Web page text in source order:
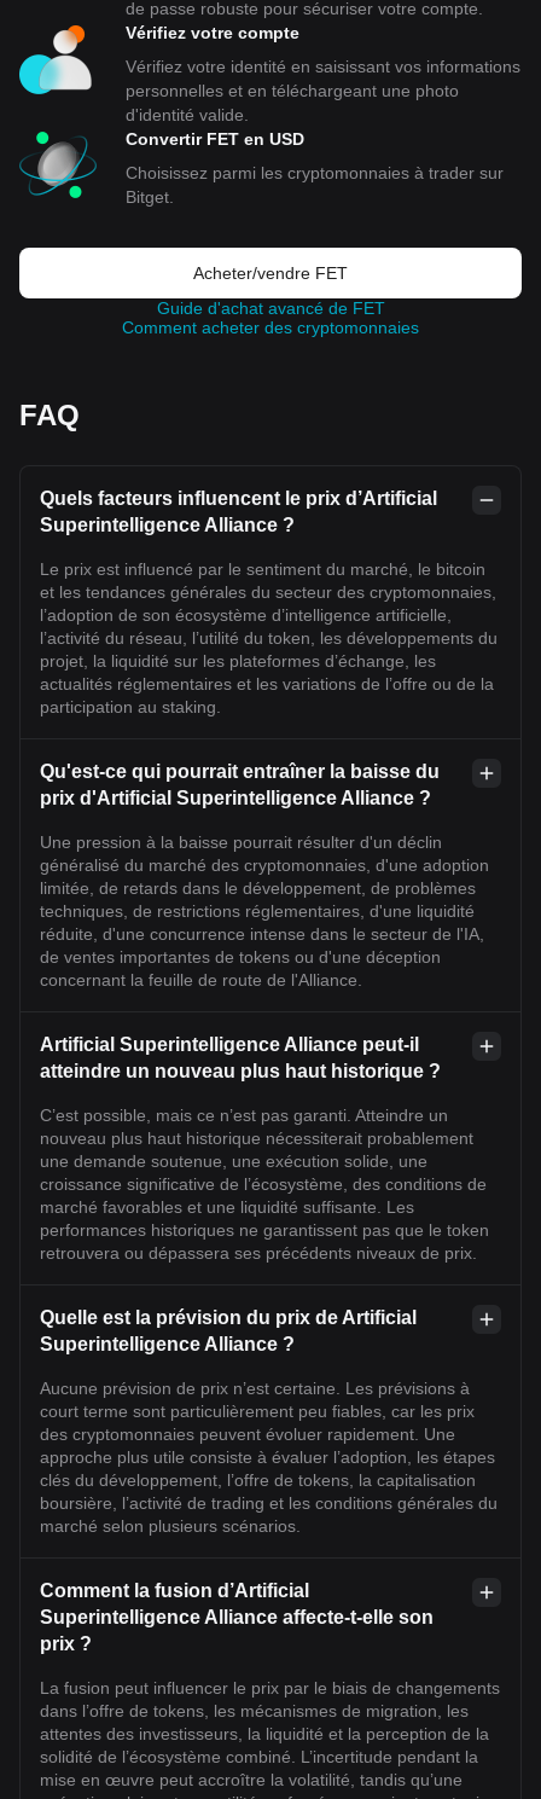
de passe robuste pour sécuriser votre compte.
Vérifiez votre compte
Vérifiez votre identité en saisissant vos informations
personnelles et en téléchargeant une photo
d'identité valide.
Convertir FET en USD
Choisissez parmi les cryptomonnaies à trader sur
Bitget.
Acheter/vendre FET
Guide d'achat avancé de FET
Comment acheter des cryptomonnaies
FAQ
Quels facteurs influencent le prix d’Artificial
Superintelligence Alliance ?
Le prix est influencé par le sentiment du marché, le bitcoin
et les tendances générales du secteur des cryptomonnaies,
l’adoption de son écosystème d’intelligence artificielle,
l’activité du réseau, l’utilité du token, les développements du
projet, la liquidité sur les plateformes d’échange, les
actualités réglementaires et les variations de l’offre ou de la
participation au staking.
Qu'est-ce qui pourrait entraîner la baisse du
prix d'Artificial Superintelligence Alliance ?
Une pression à la baisse pourrait résulter d'un déclin
généralisé du marché des cryptomonnaies, d'une adoption
limitée, de retards dans le développement, de problèmes
techniques, de restrictions réglementaires, d'une liquidité
réduite, d'une concurrence intense dans le secteur de l'IA,
de ventes importantes de tokens ou d'une déception
concernant la feuille de route de l'Alliance.
Artificial Superintelligence Alliance peut-il
atteindre un nouveau plus haut historique ?
C’est possible, mais ce n’est pas garanti. Atteindre un
nouveau plus haut historique nécessiterait probablement
une demande soutenue, une exécution solide, une
croissance significative de l’écosystème, des conditions de
marché favorables et une liquidité suffisante. Les
performances historiques ne garantissent pas que le token
retrouvera ou dépassera ses précédents niveaux de prix.
Quelle est la prévision du prix de Artificial
Superintelligence Alliance ?
Aucune prévision de prix n’est certaine. Les prévisions à
court terme sont particulièrement peu fiables, car les prix
des cryptomonnaies peuvent évoluer rapidement. Une
approche plus utile consiste à évaluer l’adoption, les étapes
clés du développement, l’offre de tokens, la capitalisation
boursière, l’activité de trading et les conditions générales du
marché selon plusieurs scénarios.
Comment la fusion d’Artificial
Superintelligence Alliance affecte-t-elle son
prix ?
La fusion peut influencer le prix par le biais de changements
dans l’offre de tokens, les mécanismes de migration, les
attentes des investisseurs, la liquidité et la perception de la
solidité de l’écosystème combiné. L’incertitude pendant la
mise en œuvre peut accroître la volatilité, tandis qu’une